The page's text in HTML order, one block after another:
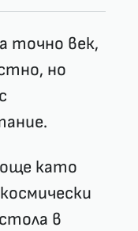
точно век,
но
като
в